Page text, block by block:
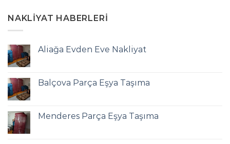
NAKLIYAT HABERLERI
Aliağa Evden Eve Nakliyat
Balçova Parça Eşya Taşıma
Menderes Parça Eşya Taşıma